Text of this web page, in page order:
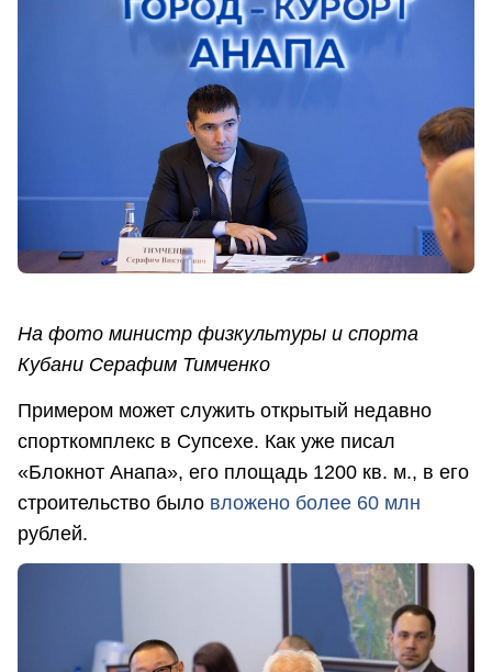
На фото министр физкультуры и спорта
Кубани Серафим Тимченко
Примером может служить открытый недавно
спорткомплекс в Супсехе. Как уже писал
«Блокнот Анапа», его площадь 1200 кв. м., в его
строительство было вложено более 60 млн
рублей.